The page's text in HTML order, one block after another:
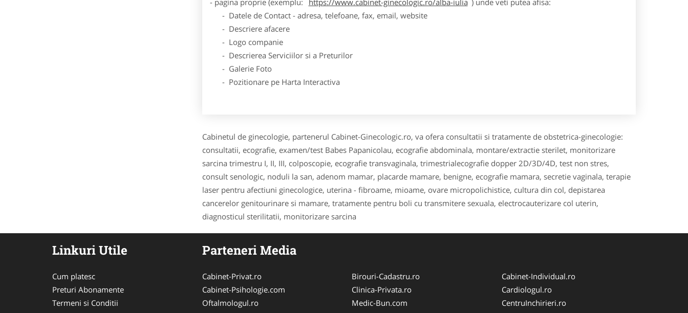
- pagina proprie (exemplu:
https://www.cabinet-ginecologic.ro/alba-iulia ) unde veti putea afisa:
- Datele de Contact - adresa, telefoane, fax, email, website
- Descriere afacere
- Logo companie
- Descrierea Serviciilor si a Preturilor
- Galerie Foto
- Pozitionare pe Harta Interactiva
Cabinetul de ginecologie, partenerul Cabinet-Ginecologic.ro, va ofera consultatii si tratamente de obstetrica-ginecologie:
consultatii, ecografie, examen/test Babes Papanicolau, ecografie abdominala, montare/extractie sterilet, monitorizare
sarcina trimestru I, II, III, colposcopie, ecografie transvaginala, trimestrialecografie dopper 2D/3D/4D, test non stres,
consult senologic, noduli la san, adenom mamar, placarde mamare, benigne, ecografie mamara, secretie vaginala, terapie
laser pentru afectiuni ginecologice, uterina - fibroame, mioame, ovare micropolichistice, cultura din col, depistarea
cancerelor genitourinare si mamare, tratamente pentru boli cu transmitere sexuala, electrocauterizare col uterin,
diagnosticul sterilitatii, monitorizare sarcina
Linkuri Utile
Cum platesc
Preturi Abonamente
Termeni si Conditii
Parteneri Media
Cabinet-Privat.ro
Cabinet-Psihologie.com
Oftalmologul.ro
Birouri-Cadastru.ro
Clinica-Privata.ro
Medic-Bun.com
Cabinet-Individual.ro
Cardiologul.ro
CentruInchirieri.ro